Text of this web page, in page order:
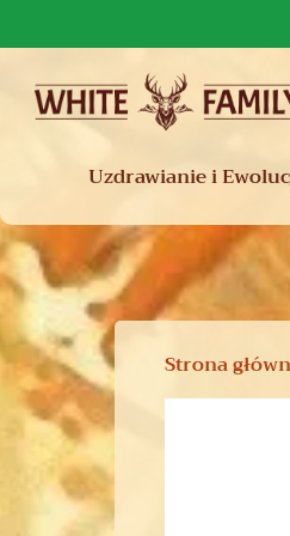
Uzdrawianie i
Strona